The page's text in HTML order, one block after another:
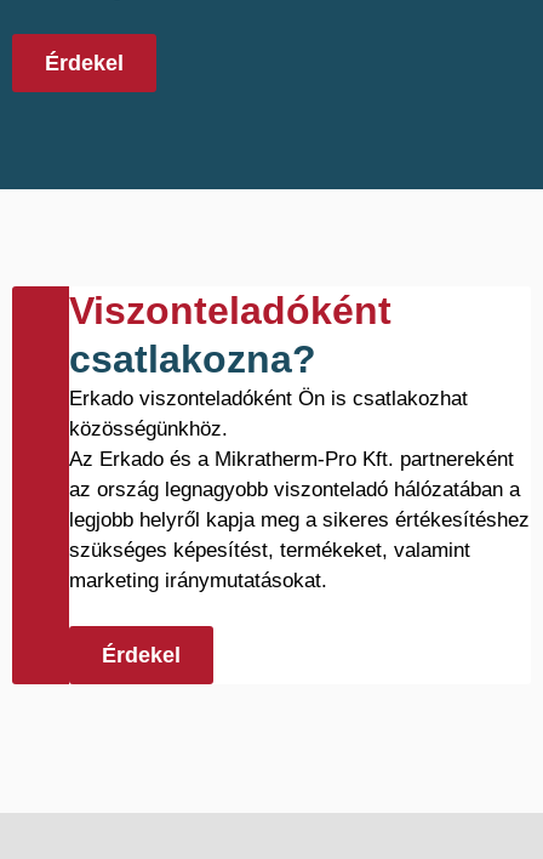
Érdekel
Viszonteladóként
csatlakozna?
Erkado viszonteladóként Ön is csatlakozhat
közösségünkhöz.
Az Erkado és a Mikratherm-Pro Kft. partnereként
az ország legnagyobb viszonteladó hálózatában a
legjobb helyről kapja meg a sikeres értékesítéshez
szükséges képesítést, termékeket, valamint
marketing iránymutatásokat.
Érdekel